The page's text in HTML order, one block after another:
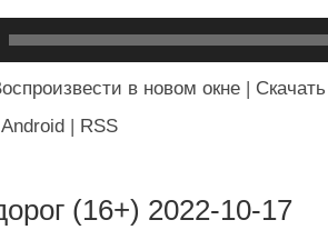
в новом окне | Скачать
Android | RSS
(16+) 2022-10-17